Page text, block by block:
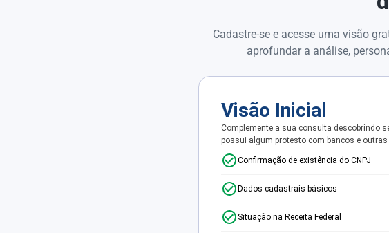
Cadastre-se e acesse uma visão
aprofundar a análise,
Visão Inicial
Complemente a sua consulta descobrindo
possui algum protesto com bancos e outras
Confirmação de existência do CNPJ
Dados cadastrais básicos
Situação na Receita Federal